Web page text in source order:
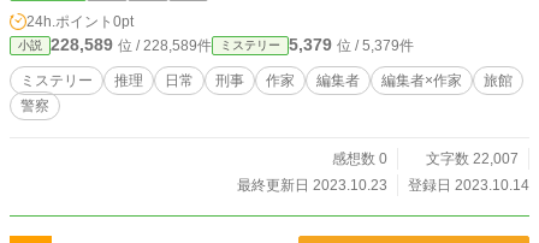
24h.ポイント 0pt
小説 228,589 位 / 228,589件 ミステリー 5,379 位 / 5,379件
ミステリー 推理 日常 刑事 作家 編集者 編集者×作家
旅館
警察
感想数 0
文字数 22,007
最終更新日 2023.10.23
登録日 2023.10.14